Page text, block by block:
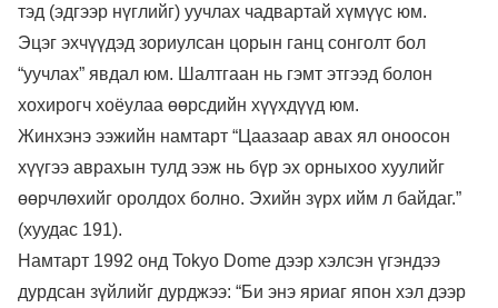
тэд (эдгээр нүглийг) уучлах чадвартай хүмүүс юм.
Эцэг эхчүүдэд зориулсан цорын ганц сонголт бол
“уучлах” явдал юм. Шалтгаан нь гэмт этгээд болон
хохирогч хоёулаа өөрсдийн хүүхдүүд юм.
Жинхэнэ ээжийн намтарт “Цаазаар авах ял оноосон
хүүгээ аврахын тулд ээж нь бүр эх орныхоо хуулийг
өөрчлөхийг оролдох болно. Эхийн зүрх ийм л байдаг.”
(хуудас 191).
Намтарт 1992 онд Tokyo Dome дээр хэлсэн үгэндээ
дурдсан зүйлийг дурджээ: “Би энэ яриаг япон хэл дээр